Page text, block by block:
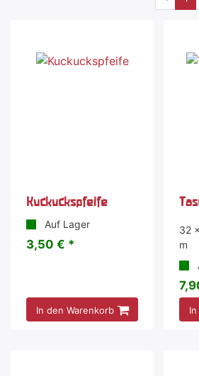
Kuckuckspfeife
Auf Lager
3,50 € *
In den Warenkorb
32
m